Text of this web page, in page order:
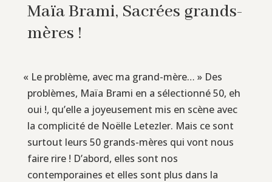
Maïa Brami, Sacrées grands-
mères !
« Le problème, avec ma grand-mère… » Des
problèmes, Maïa Brami en a sélectionné 50, eh
oui !, qu’elle a joyeusement mis en scène avec
la complicité de Noëlle Letezler. Mais ce sont
surtout leurs 50 grands-mères qui vont nous
faire rire ! D’abord, elles sont nos
contemporaines et elles sont plus dans la